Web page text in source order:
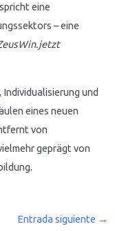
eine
– eine
und
eines neuen
von
geprägt von
Entrada siguiente →